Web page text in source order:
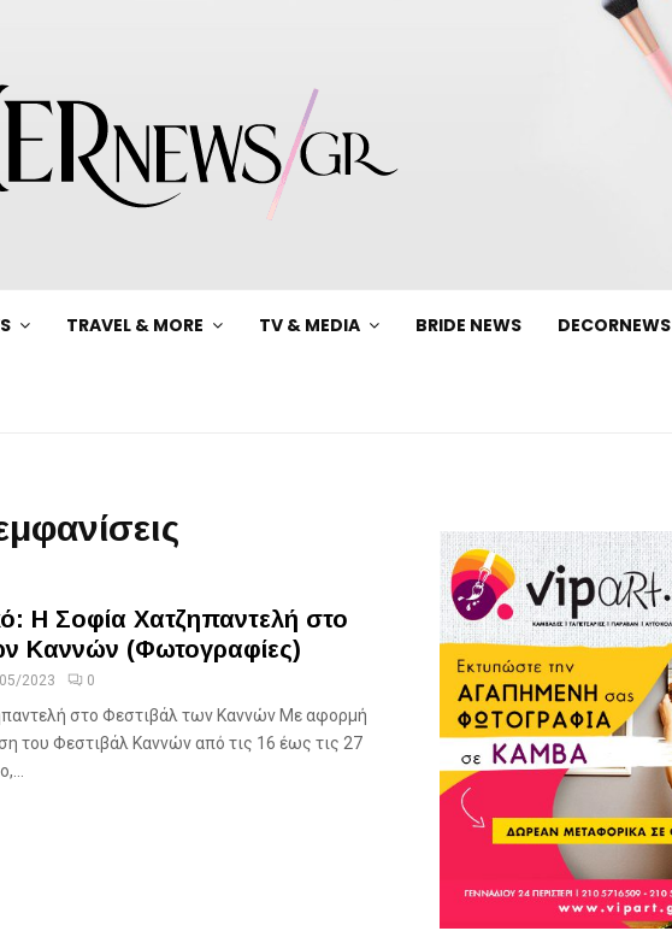
TRAVEL & MORE TV & MEDIA BRIDE NEWS DECORNEWS
Η Σοφία Χατζηπαντελή στο
Καννών (Φωτογραφίες)
2023 0
στο Φεστιβάλ των Καννών Με αφορμή
του Φεστιβάλ Καννών από τις 16 έως τις 27